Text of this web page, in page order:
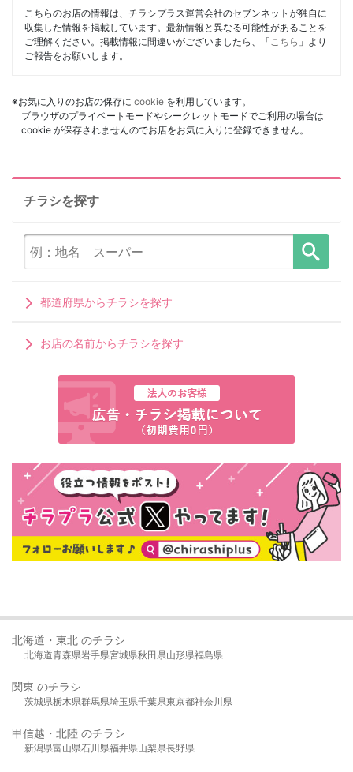
こちらのお店の情報は、チラシプラス運営会社のセブンネットが独自に
収集した情報を掲載しています。最新情報と異なる可能性があることを
ご理解ください。掲載情報に間違いがございましたら、「 こちら 」より
ご報告をお願いします。
※お気に入りのお店の保存に cookie を利用しています。
ブラウザのプライベートモードやシークレットモードでご利用の場合は
cookie が保存されませんのでお店をお気に入りに登録できません。
チラシを探す
都道府県からチラシを探す
お店の名前からチラシを探す
北海道・東北 のチラシ
北海道青森県岩手県宮城県秋田県山形県福島県
関東 のチラシ
茨城県栃木県群馬県埼玉県千葉県東京都神奈川県
甲信越・北陸 のチラシ
新潟県富山県石川県福井県山梨県長野県